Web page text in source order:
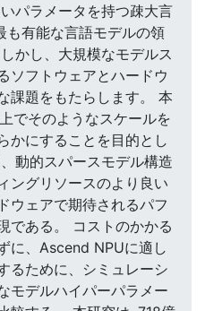
パラメータを持つ疎大言
有能な言語モデルの領
かし、大規模なモデルス
ソフトウェアとハードウ
課題をもたらします。 本
でそのようなスケールを
かにすることを目的とし
動的スパースモデル構造
ングリソースのより良い
ウェアで期待されるパフ
である。 コストのかかる
に、Ascend NPUに適し
るために、シミュレーシ
モデルハイパーパラメー